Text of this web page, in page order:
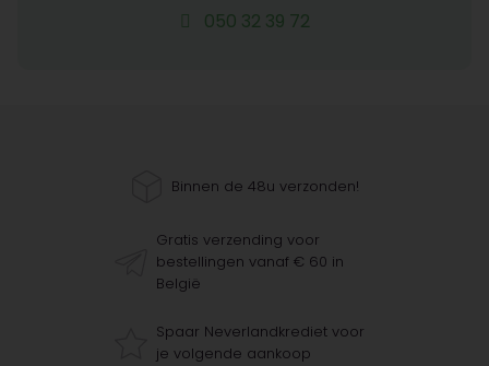
050 32 39 72
Binnen de 48u verzonden!
Gratis verzending voor
bestellingen vanaf € 60 in
België
Spaar Neverlandkrediet voor
je volgende aankoop